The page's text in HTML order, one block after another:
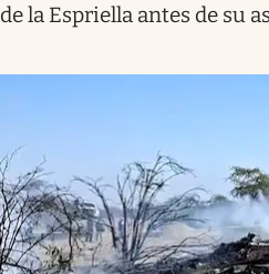
de la Espriella antes de su